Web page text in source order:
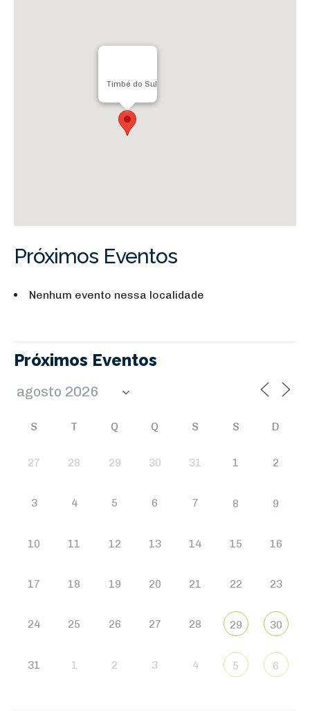
Timbé do Sul
Próximos Eventos
Nenhum evento nessa localidade
Próximos Eventos
S T Q Q S S D
27 28 29 30 31 1 2
3 4 5 6 7 8 9
10 11 12 13 14 15 16
17 18 19 20 21 22 23
24 25 26 27 28 29 30
31 1 2 3 4 5 6